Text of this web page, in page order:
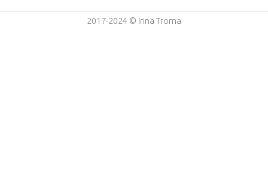
2017-2024 © Irina Troma